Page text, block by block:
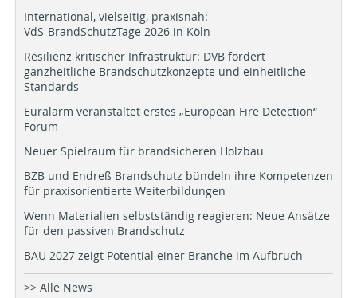
International, vielseitig, praxisnah:
VdS-BrandSchutzTage 2026 in Köln
Resilienz kritischer Infrastruktur: DVB fordert
ganzheitliche Brandschutzkonzepte und einheitliche
Standards
Euralarm veranstaltet erstes „European Fire Detection“
Forum
Neuer Spielraum für brandsicheren Holzbau
BZB und Endreß Brandschutz bündeln ihre Kompetenzen
für praxisorientierte Weiterbildungen
Wenn Materialien selbstständig reagieren: Neue Ansätze
für den passiven Brandschutz
BAU 2027 zeigt Potential einer Branche im Aufbruch
>> Alle News